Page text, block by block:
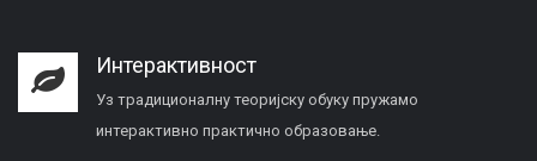
Интерактивност
Уз традиционалну теоријску обуку пружамо
интерактивно практично образовање.